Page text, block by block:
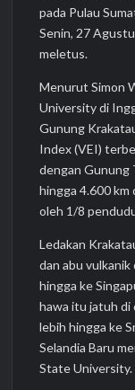
pada Pulau
Senin, 27
meletus.
Menurut Simon
University di
Gunung
Index (VEI)
dengan Gunung
hingga 4.600 km
oleh 1/8
Ledakan
dan abu
hingga ke
hawa itu jatuh di
lebih hingga ke
Selandia Baru
State University.